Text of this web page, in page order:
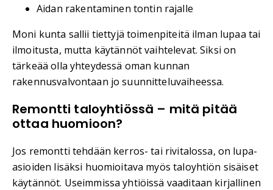
Aidan rakentaminen tontin rajalle
Moni kunta sallii tiettyjä toimenpiteitä ilman lupaa tai
ilmoitusta, mutta käytännöt vaihtelevat. Siksi on
tärkeää olla yhteydessä oman kunnan
rakennusvalvontaan jo suunnitteluvaiheessa.
Remontti taloyhtiössä – mitä pitää
ottaa huomioon?
Jos remontti tehdään kerros- tai rivitalossa, on lupa-
asioiden lisäksi huomioitava myös taloyhtiön sisäiset
käytännöt. Useimmissa yhtiöissä vaaditaan kirjallinen